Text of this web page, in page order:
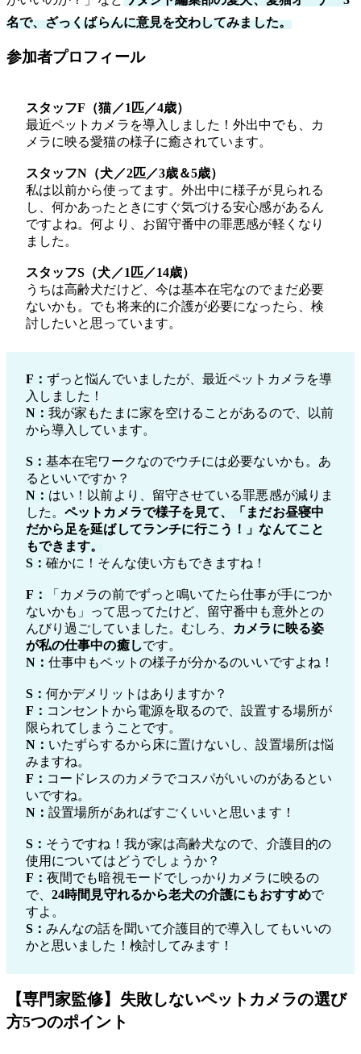
名で、ざっくばらんに意見を交わしてみました。
参加者プロフィール
スタッフF（猫／1匹／4歳）
最近ペットカメラを導入しました！外出中でも、カ
メラに映る愛猫の様子に癒されています。
スタッフN（犬／2匹／3歳＆5歳）
私は以前から使ってます。外出中に様子が見られる
し、何かあったときにすぐ気づける安心感があるん
ですよね。何より、お留守番中の罪悪感が軽くなり
ました。
スタッフS（犬／1匹／14歳）
うちは高齢犬だけど、今は基本在宅なのでまだ必要
ないかも。でも将来的に介護が必要になったら、検
討したいと思っています。
F：ずっと悩んでいましたが、最近ペットカメラを導
入しました！
N：我が家もたまに家を空けることがあるので、以前
から導入しています。
S：基本在宅ワークなのでウチには必要ないかも。あ
るといいですか？
N： はい！以前より、留守させている罪悪感が減りま
した。ペットカメラで様子を見て、「まだお昼寝中
だから足を延ばしてランチに行こう！」なんてこと
もできます。
S：確かに！そんな使い方もできますね！
F：
「カメラの前でずっと鳴いてたら仕事が手につか
ないかも」って思ってたけど、留守番中も意外との
んびり過ごしていました。むしろ、
カメラに映る姿
が私の仕事中の癒しです。
N：仕事中もペットの様子が分かるのいいですよね！
S：何かデメリットはありますか？
F： コンセントから電源を取るので、設置する場所が
限られてしまうことです。
N： いたずらするから床に置けないし、設置場所は悩
みますね。
F： コードレスのカメラでコスパがいいのがあるとい
いですね。
N：設置場所があればすごくいいと思います！
S： そうですね！我が家は高齢犬なので、介護目的の
使用についてはどうでしょうか？
F：夜間でも暗視モードでしっかりカメラに映るの
で、24時間見守れるから老犬の介護にもおすすめで
すよ。
S：みんなの話を聞いて介護目的で導入してもいいの
かと思いました！検討してみます！
【専門家監修】失敗しないペットカメラの選び
方5つのポイント